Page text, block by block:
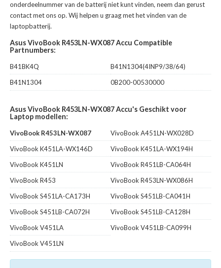
onderdeelnummer van de batterij niet kunt vinden, neem dan gerust
contact met ons op. Wij helpen u graag met het vinden van de
laptopbatterij.
Asus VivoBook R453LN-WX087 Accu Compatible
Partnumbers:
B41BK4Q
B41N1304(4INP9/38/64)
B41N1304
0B200-00530000
Asus VivoBook R453LN-WX087 Accu's Geschikt voor
Laptop modellen:
VivoBook R453LN-WX087
VivoBook A451LN-WX028D
VivoBook K451LA-WX146D
VivoBook K451LA-WX194H
VivoBook K451LN
VivoBook R451LB-CA064H
VivoBook R453
VivoBook R453LN-WX086H
VivoBook S451LA-CA173H
VivoBook S451LB-CA041H
VivoBook S451LB-CA072H
VivoBook S451LB-CA128H
VivoBook V451LA
VivoBook V451LB-CA099H
VivoBook V451LN